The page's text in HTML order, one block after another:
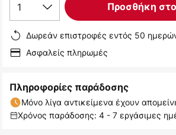
1 Προσθήκη
Δωρεάν επιστροφές εντός 50
Ασφαλείς πληρωμές
Πληροφορίες παράδοσης
Μόνο λίγα αντικείμενα έχουν
Χρόνος παράδοσης: 4 - 7 εργάσιμες